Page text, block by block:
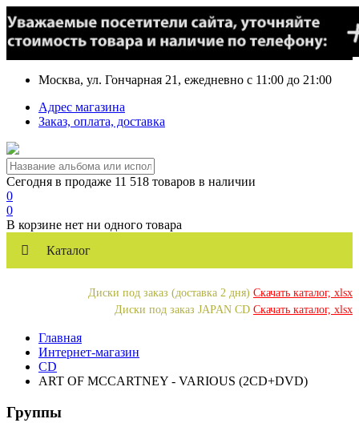
Москва, ул. Гончарная 21, ежедневно с 11:00 до 21:00
Адрес магазина
Заказ, оплата, доставка
Сегодня в продаже 11 518 товаров в наличии
0
0
В корзине нет ни одного товара
Каталог
Диски под заказ (доставка 2 дня) Скачать каталог, xlsx
Диски под заказ JAPAN CD Скачать каталог, xlsx
Главная
Интернет-магазин
CD
ART OF MCCARTNEY - VARIOUS (2CD+DVD)
Группы